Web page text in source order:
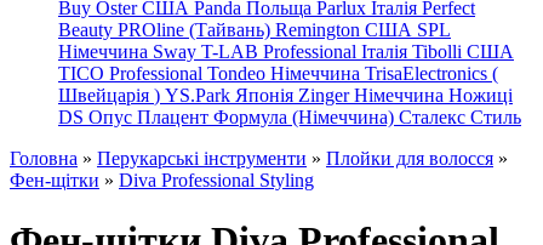
Buy Oster США Panda Польща Parlux Італія Perfect
Beauty PROline (Тайвань) Remington США SPL
Німеччина Sway T-LAB Professional Італія Tibolli США
TICO Professional Tondeo Німеччина TrisaElectronics (
Швейцарія ) YS.Park Японія Zinger Німеччина Ножиці
DS Опус Плацент Формула (Німеччина) Сталекс Стиль
Головна » Перукарські інструменти » Плойки для волосся »
Фен-щітки » Diva Professional Styling